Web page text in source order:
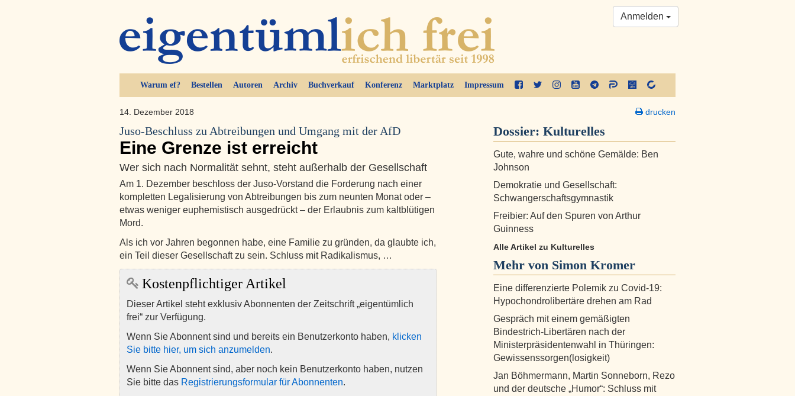
Warum ef? Bestellen Autoren Archiv Buchverkauf Konferenz Marktplatz Impressum
Anmelden
14. Dezember 2018
Juso-Beschluss zu Abtreibungen und Umgang mit der AfD
Eine Grenze ist erreicht
Wer sich nach Normalität sehnt, steht außerhalb der Gesellschaft
Am 1. Dezember beschloss der Juso-Vorstand die Forderung nach einer
kompletten Legalisierung von Abtreibungen bis zum neunten Monat oder –
etwas weniger euphemistisch ausgedrückt – der Erlaubnis zum kaltblütigen
Mord.
Als ich vor Jahren begonnen habe, eine Familie zu gründen, da glaubte ich,
ein Teil dieser Gesellschaft zu sein. Schluss mit Radikalismus, …
Kostenpflichtiger Artikel
Dieser Artikel steht exklusiv Abonnenten der Zeitschrift „eigentümlich
frei“ zur Verfügung.
Wenn Sie Abonnent sind und bereits ein Benutzerkonto haben, klicken
Sie bitte hier, um sich anzumelden.
Wenn Sie Abonnent sind, aber noch kein Benutzerkonto haben, nutzen
Sie bitte das Registrierungsformular für Abonnenten.
drucken
Dossier: Kulturelles
Gute, wahre und schöne Gemälde: Ben
Johnson
Demokratie und Gesellschaft:
Schwangerschaftsgymnastik
Freibier: Auf den Spuren von Arthur
Guinness
Alle Artikel zu Kulturelles
Mehr von Simon Kromer
Eine differenzierte Polemik zu Covid-19:
Hypochondrolibertäre drehen am Rad
Gespräch mit einem gemäßigten
Bindestrich-Libertären nach der
Ministerpräsidentenwahl in Thüringen:
Gewissenssorgen(losigkeit)
Jan Böhmermann, Martin Sonneborn, Rezo
und der deutsche „Humor“: Schluss mit